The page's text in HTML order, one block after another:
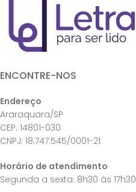
ENCONTRE-NOS
Endereço
Araraquara/SP
CEP: 14801-030
CNPJ: 18.747.545/0001-21
Horário de atendimento
Segunda a sexta: 8h30 às 17h30